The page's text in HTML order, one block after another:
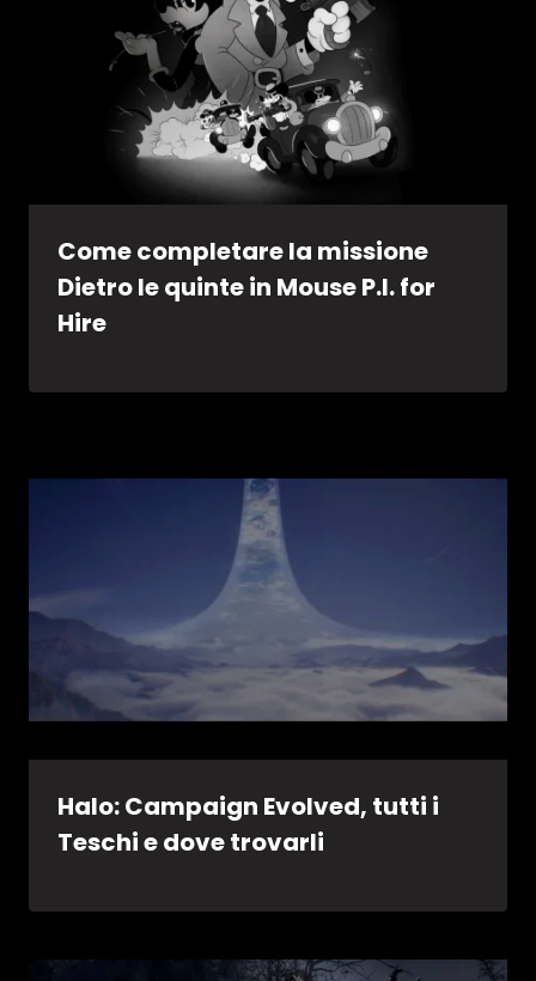
Come completare la missione
Dietro le quinte in Mouse P.I. for
Hire
Halo: Campaign Evolved, tutti i
Teschi e dove trovarli